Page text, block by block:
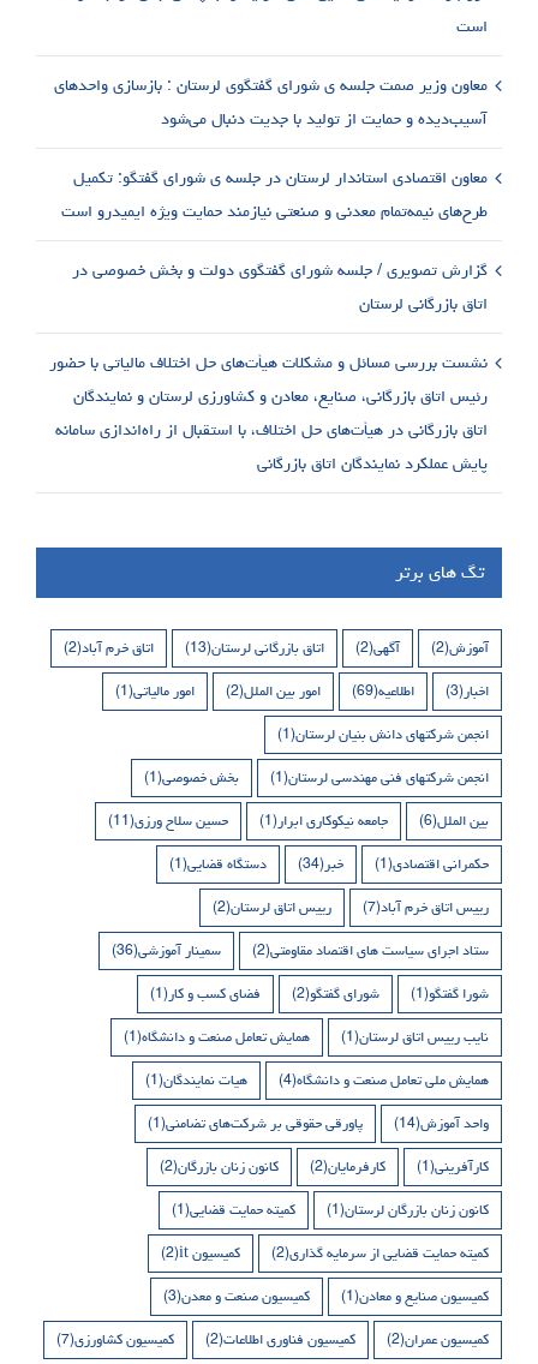
است
معاون وزیر صمت جلسه ی شورای گفتگوی لرستان : بازسازی واحدهای
آسیب‌دیده و حمایت از تولید با جدیت دنبال می‌شود
معاون اقتصادی استاندار لرستان در جلسه ی شورای گفتگو: تکمیل
طرح‌های نیمه‌تمام معدنی و صنعتی نیازمند حمایت ویژه ایمیدرو است
گزارش تصویری / جلسه شورای گفتگوی دولت و بخش خصوصی در
اتاق بازرگانی لرستان
نشست بررسی مسائل و مشکلات هیأت‌های حل اختلاف مالیاتی با حضور
رئیس اتاق بازرگانی، صنایع، معادن و کشاورزی لرستان و نمایندگان
اتاق بازرگانی در هیأت‌های حل اختلاف، با استقبال از راه‌اندازی سامانه
پایش عملکرد نمایندگان اتاق بازرگانی
تگ های برتر
آموزش(2) آگهی(2) اتاق بازرگانی لرستان(13) اتاق خرم آباد(2)
اخبار(3) اطلاعیه(69) امور بین الملل(2) امور مالیاتی(1)
انجمن شرکتهای دانش بنیان لرستان(1)
انجمن شرکتهای فنی مهندسی لرستان(1) بخش خصوصی(1)
بین الملل(6) جامعه نیکوکاری ابرار(1) حسین سلاح ورزی(11)
حکمرانی اقتصادی(1) خبر(34) دستگاه قضایی(1)
رییس اتاق خرم آباد(7) رییس اتاق لرستان(2)
ستاد اجرای سیاست های اقتصاد مقاومتی(2) سمینار آموزشی(36)
شورا گفتگو(1) شورای گفتگو(2) فضای کسب و کار(1)
نایب رییس اتاق لرستان(1) همایش تعامل صنعت و دانشگاه(1)
همایش ملی تعامل صنعت و دانشگاه(4) هیات نمایندگان(1)
واحد آموزش(14) پاورقی حقوقی بر شرکت‌های تضامنی(1)
کارآفرینی(1) کارفرمایان(2) کانون زنان بازرگان(2)
کانون زنان بازرگان لرستان(1) کمیته حمایت قضایی(1)
کمیته حمایت قضایی از سرمایه گذاری(2) کمیسیون it (2)
کمیسیون صنایع و معادن(1) کمیسیون صنعت و معدن(3)
کمیسیون عمران(2) کمیسیون فناوری اطلاعات(2) کمیسیون کشاورزی(7)